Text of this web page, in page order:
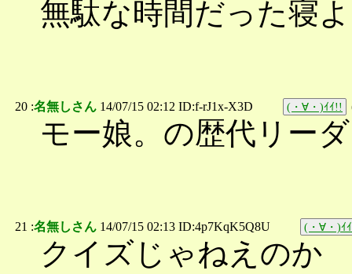
無駄な時間だった寝よ
20 :名無しさん 14/07/15 02:12 ID:f-rJ1x-X3D (・∀・)ｲｲ!!
モー娘。の歴代リー
21 :名無しさん 14/07/15 02:13 ID:4p7KqK5Q8U (・∀・)ｲ
クイズじゃねえのか